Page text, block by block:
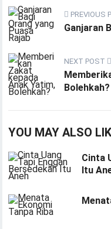
PREVIOUS
Ganjaran
NEXT POST
Bolehkah?
YOU MAY ALSO
Cinta
Itu